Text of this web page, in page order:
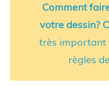
Comment
votre dessin?
très important
règles